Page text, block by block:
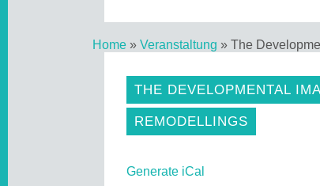
Home » Veranstaltung » The
THE DEVELOPMENTAL
REMODELLINGS
Generate iCal